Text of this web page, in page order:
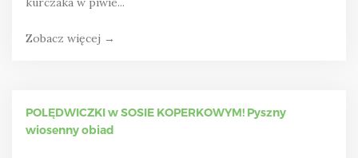
Zobacz więcej →
POLĘDWICZKI w SOSIE KOPERKOWYM! Pyszny
wiosenny obiad